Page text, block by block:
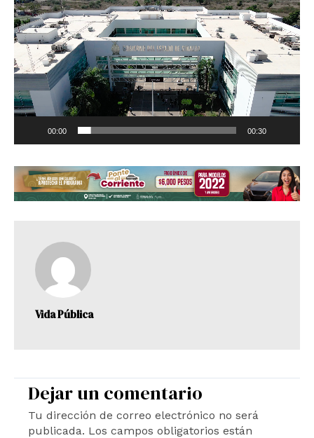
de
vídeo
00:00 00:30
Vida Pública
Dejar un comentario
Tu dirección de correo electrónico no será
publicada. Los campos obligatorios están